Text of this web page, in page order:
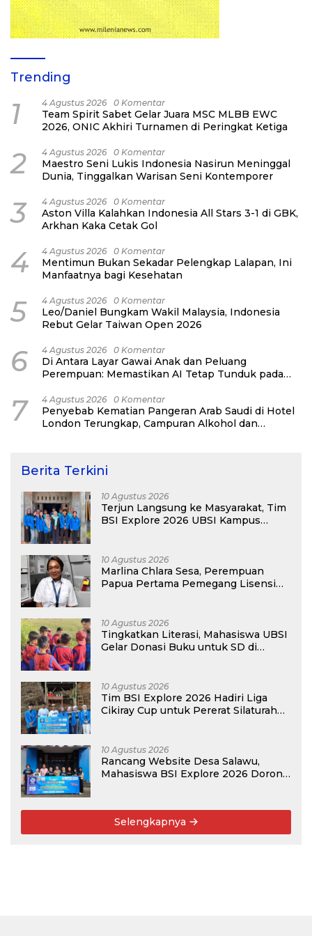
Trending
1 4 Agustus 2026 0 Komentar
Team Spirit Sabet Gelar Juara MSC MLBB EWC
2026, ONIC Akhiri Turnamen di Peringkat Ketiga
2 4 Agustus 2026 0 Komentar
Maestro Seni Lukis Indonesia Nasirun Meninggal
Dunia, Tinggalkan Warisan Seni Kontemporer
3 4 Agustus 2026 0 Komentar
Aston Villa Kalahkan Indonesia All Stars 3-1 di GBK,
Arkhan Kaka Cetak Gol
4 4 Agustus 2026 0 Komentar
Mentimun Bukan Sekadar Pelengkap Lalapan, Ini
Manfaatnya bagi Kesehatan
5 4 Agustus 2026 0 Komentar
Leo/Daniel Bungkam Wakil Malaysia, Indonesia
Rebut Gelar Taiwan Open 2026
6 4 Agustus 2026 0 Komentar
Di Antara Layar Gawai Anak dan Peluang
Perempuan: Memastikan AI Tetap Tunduk pada
7 4 Agustus 2026 0 Komentar
Penyebab Kematian Pangeran Arab Saudi di Hotel
London Terungkap, Campuran Alkohol dan
Berita Terkini
10 Agustus 2026
Terjun Langsung ke Masyarakat, Tim
BSI Explore 2026 UBSI Kampus
10 Agustus 2026
Marlina Chlara Sesa, Perempuan
Papua Pertama Pemegang Lisensi
10 Agustus 2026
Tingkatkan Literasi, Mahasiswa UBSI
Gelar Donasi Buku untuk SD di
10 Agustus 2026
Tim BSI Explore 2026 Hadiri Liga
Cikiray Cup untuk Pererat Silaturahmi
10 Agustus 2026
Rancang Website Desa Salawu,
Mahasiswa BSI Explore 2026 Dorong
Selengkapnya